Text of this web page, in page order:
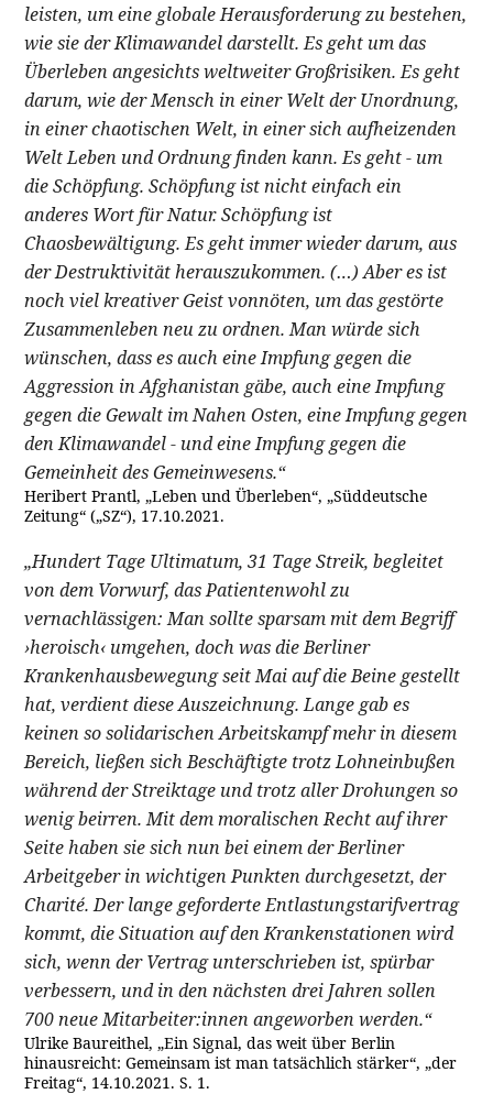
leisten, um eine globale Herausforderung zu bestehen,
wie sie der Klimawandel darstellt. Es geht um das
Überleben angesichts weltweiter Großrisiken. Es geht
darum, wie der Mensch in einer Welt der Unordnung,
in einer chaotischen Welt, in einer sich aufheizenden
Welt Leben und Ordnung finden kann. Es geht - um
die Schöpfung. Schöpfung ist nicht einfach ein
anderes Wort für Natur. Schöpfung ist
Chaosbewältigung. Es geht immer wieder darum, aus
der Destruktivität herauszukommen. (…) Aber es ist
noch viel kreativer Geist vonnöten, um das gestörte
Zusammenleben neu zu ordnen. Man würde sich
wünschen, dass es auch eine Impfung gegen die
Aggression in Afghanistan gäbe, auch eine Impfung
gegen die Gewalt im Nahen Osten, eine Impfung gegen
den Klimawandel - und eine Impfung gegen die
Gemeinheit des Gemeinwesens.“
Heribert Prantl, „Leben und Überleben“, „Süddeutsche
Zeitung“ („SZ“), 17.10.2021.
„Hundert Tage Ultimatum, 31 Tage Streik, begleitet
von dem Vorwurf, das Patientenwohl zu
vernachlässigen: Man sollte sparsam mit dem Begriff
›heroisch‹ umgehen, doch was die Berliner
Krankenhausbewegung seit Mai auf die Beine gestellt
hat, verdient diese Auszeichnung. Lange gab es
keinen so solidarischen Arbeitskampf mehr in diesem
Bereich, ließen sich Beschäftigte trotz Lohneinbußen
während der Streiktage und trotz aller Drohungen so
wenig beirren. Mit dem moralischen Recht auf ihrer
Seite haben sie sich nun bei einem der Berliner
Arbeitgeber in wichtigen Punkten durchgesetzt, der
Charité. Der lange geforderte Entlastungstarifvertrag
kommt, die Situation auf den Krankenstationen wird
sich, wenn der Vertrag unterschrieben ist, spürbar
verbessern, und in den nächsten drei Jahren sollen
700 neue Mitarbeiter:innen angeworben werden.“
Ulrike Baureithel, „Ein Signal, das weit über Berlin
hinausreicht: Gemeinsam ist man tatsächlich stärker“, „der
Freitag“, 14.10.2021. S. 1.